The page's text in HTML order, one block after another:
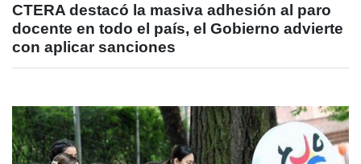
CTERA destacó la masiva adhesión al paro
docente en todo el país, el Gobierno advierte
con aplicar sanciones